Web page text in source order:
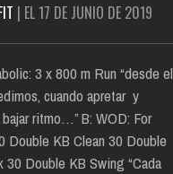
| EL 17 DE JUNIO DE 2019
3 x 800 m Run “desde el
cuando apretar y
ritmo…” B: WOD: For
Double KB Clean 30 Double
30 Double KB Swing “Cada